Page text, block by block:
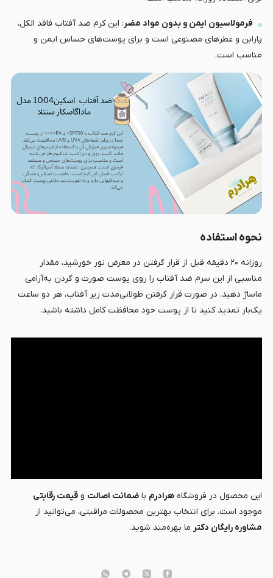
فرمولاسیون ایمن و بدون مواد مضر: این کرم ضد آفتاب فاقد الکل،
پارابن و عطرهای مصنوعی است و برای پوست‌های حساس ایمن و
مناسب است.
نحوه استفاده
روزانه ۲۰ دقیقه قبل از قرار گرفتن در معرض نور خورشید، مقدار
مناسبی از این سرم ضد آفتاب را روی پوست صورت و گردن به‌آرامی
ماساژ دهید. در صورت قرار گرفتن طولانی‌مدت زیر آفتاب، هر دو ساعت
یک‌بار تمدید کنید تا از پوست خود محافظت کامل داشته باشید.
این محصول در فروشگاه هرادرم با ضمانت اصالت و قیمت رقابتی
موجود است. برای انتخاب بهترین محصولات مراقبتی، می‌توانید از
مشاوره رایگان دکتر ما بهره‌مند شوید.